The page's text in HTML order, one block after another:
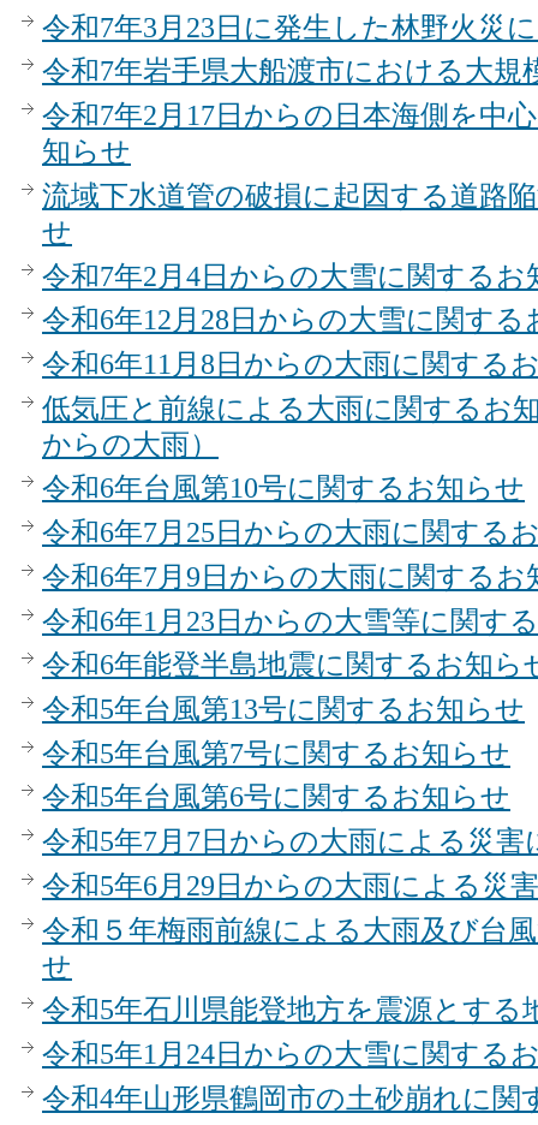
令和7年3月23日に発生した林野火災
令和7年岩手県大船渡市における大
令和7年2月17日からの日本海側を中
知らせ
流域下水道管の破損に起因する道路
せ
令和7年2月4日からの大雪に関するお
令和6年12月28日からの大雪に関する
令和6年11月8日からの大雨に関する
低気圧と前線による大雨に関するお
からの大雨）
令和6年台風第10号に関するお知らせ
令和6年7月25日からの大雨に関する
令和6年7月9日からの大雨に関するお
令和6年1月23日からの大雪等に関す
令和6年能登半島地震に関するお知ら
令和5年台風第13号に関するお知らせ
令和5年台風第7号に関するお知らせ
令和5年台風第6号に関するお知らせ
令和5年7月7日からの大雨による災
令和5年6月29日からの大雨による災
令和５年梅雨前線による大雨及び台
せ
令和5年石川県能登地方を震源とす
令和5年1月24日からの大雪に関する
令和4年山形県鶴岡市の土砂崩れに関